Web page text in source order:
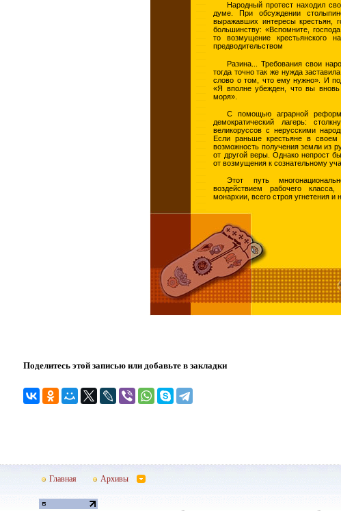
Народный протест находил
думе. При обсуждении
выражавших интересы крестьян,
большинству: «Вспомните,
то возмущение крестьянского
предводительством
Разина... Требования свои
тогда точно так же нужда
слово о том, что ему нужно». И
«Я вполне убежден, что вы вновь
моря».
С помощью аграрной
демократический лагерь:
великоруссов с нерусскими
Если раньше крестьяне в
возможность получения земли из
от другой веры. Однако непрост
от возмущения к сознательному
Этот путь
воздействием рабочего
монархии, всего строя угнетения и
Поделитесь этой записью или добавьте в закладки
Главная Архивы